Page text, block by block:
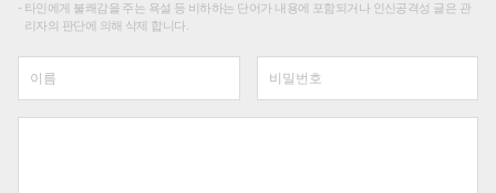
타인에게 불쾌감을 주는 욕설 등 비하하는 단어가 내용에 포함되거나 인신공격성 글은 관
리자의 판단에 의해 삭제 합니다.